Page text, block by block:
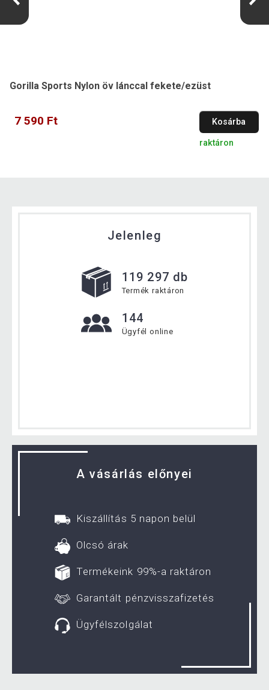
Gorilla Sports Nylon öv lánccal fekete/ezüst
7 590 Ft Kosárba
raktáron
Jelenleg
119 297 db
Termék raktáron
144
Ügyfél online
A vásárlás előnyei
Kiszállítás 5 napon belül
Olcsó árak
Termékeink 99%-a raktáron
Garantált pénzvisszafizetés
Ügyfélszolgálat